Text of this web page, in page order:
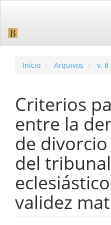
Barra
Início Arquivos v. 8
Criterios
entre la
de
del tribunal
validez